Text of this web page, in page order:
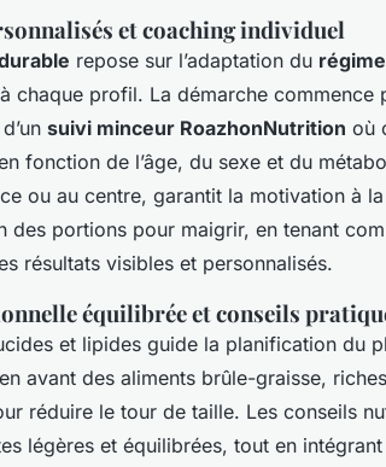
et coaching individuel
repose sur l’adaptation du
à chaque profil. La démarche commence
suivi minceur RoazhonNutrition où
fonction de l’âge, du sexe et du
ou au centre, garantit la motivation à
des portions pour maigrir, en tenant
résultats visibles et personnalisés.
équilibrée et conseils
et lipides guide la planification du
avant des aliments brûle-graisse,
réduire le tour de taille. Les conseils
légères et équilibrées, tout en